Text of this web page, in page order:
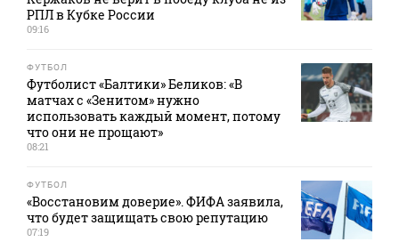
РПЛ в Кубке России
09:16
ФУТБОЛ
Футболист «Балтики» Беликов: «В
матчах с «Зенитом» нужно
использовать каждый момент, потому
что они не прощают»
08:21
ФУТБОЛ
«Восстановим доверие». ФИФА заявила,
что будет защищать свою репутацию
07:19